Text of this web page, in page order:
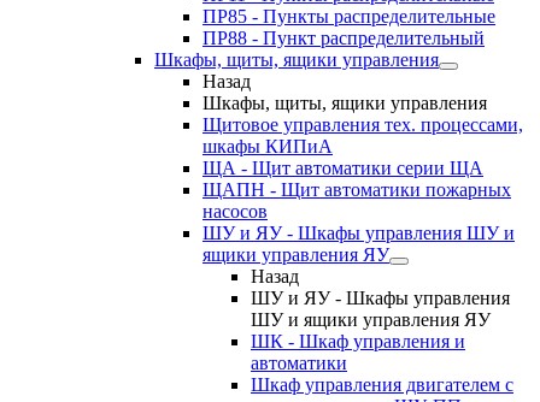
ПР85 - Пункты распределительные
ПР88 - Пункт распределительный
Шкафы, щиты, ящики управления
Назад
Шкафы, щиты, ящики управления
Щитовое управления тех. процессами,
шкафы КИПиА
ЩА - Щит автоматики серии ЩА
ЩАПН - Щит автоматики пожарных
насосов
ШУ и ЯУ - Шкафы управления ШУ и
ящики управления ЯУ
Назад
ШУ и ЯУ - Шкафы управления
ШУ и ящики управления ЯУ
ШК - Шкаф управления и
автоматики
Шкаф управления двигателем с